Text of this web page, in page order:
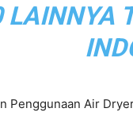
Penggunaan Air